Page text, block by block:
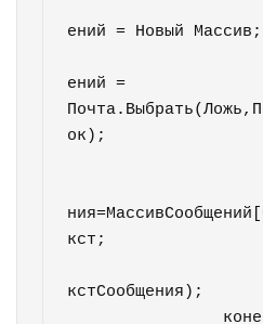
ений = Новый Массив;
ений =
ок);
кст;
кстСообщения);